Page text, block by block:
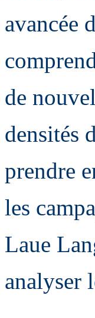
avancée
de
densités
prendre
les
Laue
analyser